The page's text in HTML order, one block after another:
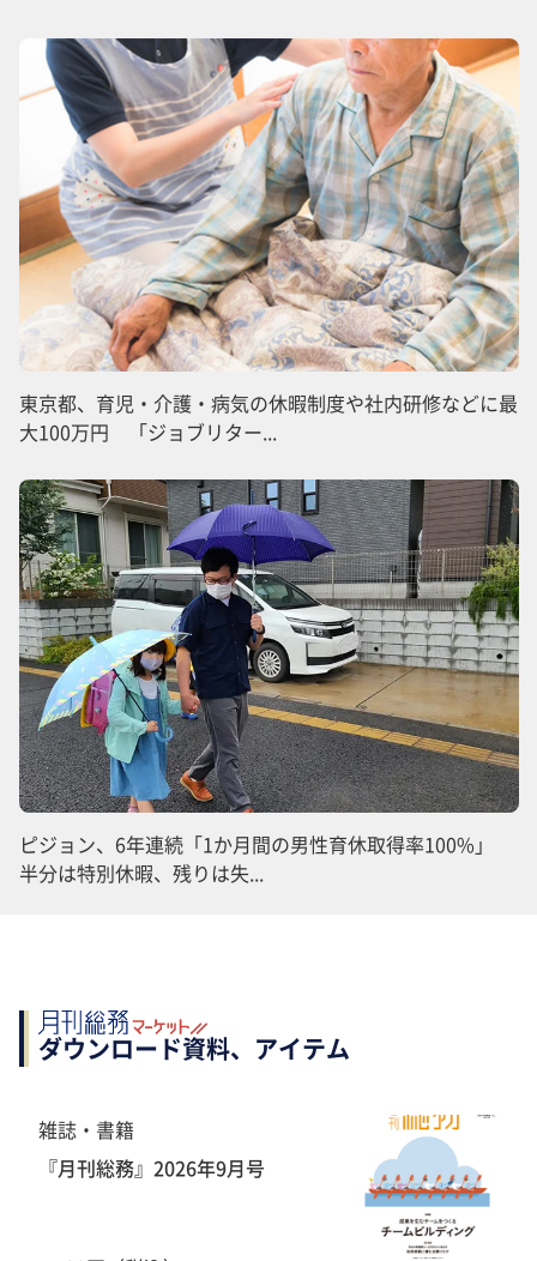
東京都、育児・介護・病気の休暇制度や社内研修などに最
大100万円 「ジョブリター...
ピジョン、6年連続「1か月間の男性育休取得率100%」
半分は特別休暇、残りは失...
ダウンロード資料、アイテム
雑誌・書籍
『月刊総務』2026年9月号